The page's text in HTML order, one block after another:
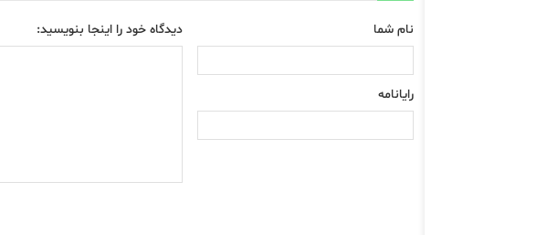
نام شما
رایانامه
دیدگاه خود را اینجا بنویسید: